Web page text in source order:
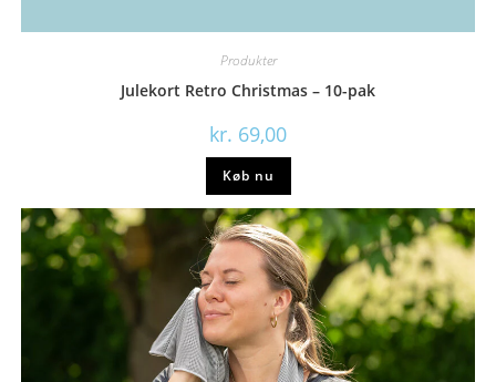
Produkter
Julekort Retro Christmas – 10-pak
kr. 69,00
Køb nu